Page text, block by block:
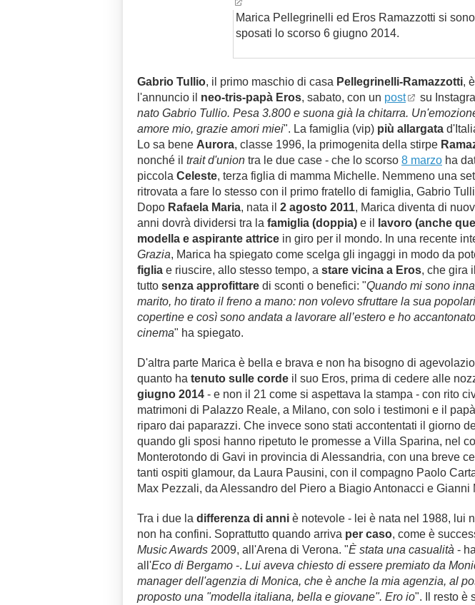
Marica Pellegrinelli ed Eros Ramazzotti si sono
sposati lo scorso 6 giugno 2014.
Gabrio Tullio, il primo maschio di casa Pellegrinelli-Ramazzotti,
l'annuncio il neo-tris-papà Eros, sabato, con un post su
nato Gabrio Tullio. Pesa 3.800 e suona già la chitarra.
amore mio, grazie amori miei". La famiglia (vip) più allargata
Lo sa bene Aurora, classe 1996, la primogenita della stirpe
nonché il trait d'union tra le due case - che lo scorso 8 marzo ha
piccola Celeste, terza figlia di mamma Michelle. Nemmeno una
ritrovata a fare lo stesso con il primo fratello di famiglia, Gabrio
Dopo Rafaela Maria, nata il 2 agosto 2011, Marica diventa di
anni dovrà dividersi tra la famiglia (doppia) e il lavoro (anche
modella e aspirante attrice in giro per il mondo. In una recente
Grazia, Marica ha spiegato come scelga gli ingaggi in modo da
figlia e riuscire, allo stesso tempo, a stare vicina a Eros, che gira
tutto senza approfittare di sconti o benefici: "Quando mi sono
marito, ho tirato il freno a mano: non volevo sfruttare la sua
copertine e così sono andata a lavorare all’estero e ho
cinema" ha spiegato.
D'altra parte Marica è bella e brava e non ha bisogno di
quanto ha tenuto sulle corde il suo Eros, prima di cedere alle
giugno 2014 - e non il 21 come si aspettava la stampa - con rito
matrimoni di Palazzo Reale, a Milano, con solo i testimoni e il
riparo dai paparazzi. Che invece sono stati accontentati il giorno
quando gli sposi hanno ripetuto le promesse a Villa Sparina, nel
Monterotondo di Gavi in provincia di Alessandria, con una breve
tanti ospiti glamour, da Laura Pausini, con il compagno Paolo
Max Pezzali, da Alessandro del Piero a Biagio Antonacci e Gianni
Tra i due la differenza di anni è notevole - lei è nata nel 1988, lui
non ha confini. Soprattutto quando arriva per caso, come è
Music Awards 2009, all'Arena di Verona. "È stata una casualità -
all'Eco di Bergamo -. Lui aveva chiesto di essere premiato da
manager dell'agenzia di Monica, che è anche la mia agenzia, al
proposto una "modella italiana, bella e giovane". Ero io". Il resto è